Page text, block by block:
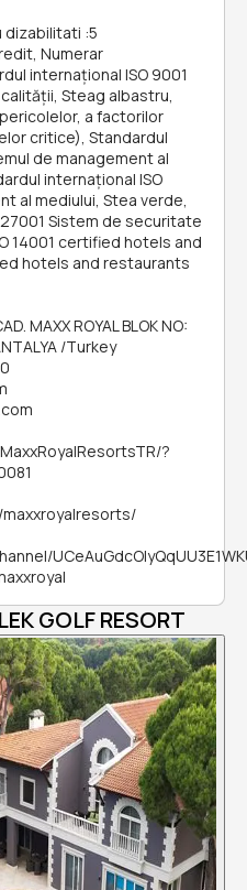
dizabilitati :5
Numerar
internațional ISO 9001
Steag albastru,
a factorilor
critice), Standardul
de management al
internațional ISO
al mediului, Stea verde,
Sistem de securitate
14001 certified hotels and
hotels and restaurants
MAXX ROYAL BLOK NO:
/Тurkey
?
GOLF RESORT